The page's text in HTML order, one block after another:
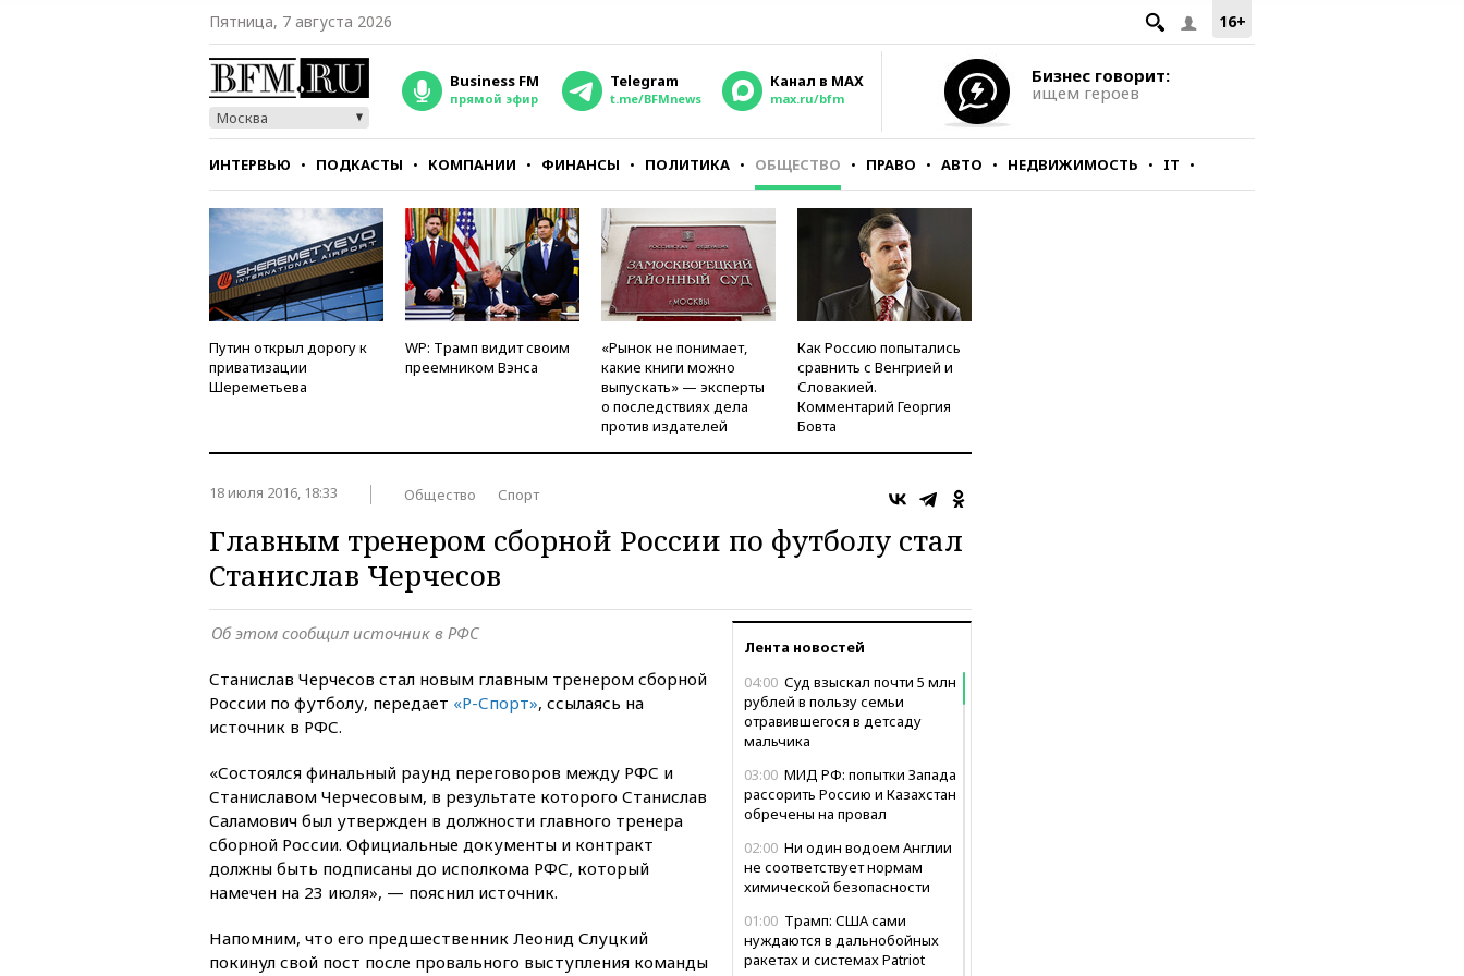
16+
Пятница, 7 августа 2026
Москва
Business FM
прямой эфир
Telegram
t.me/BFMnews
Канал в MAX
max.ru/bfm
Бизнес говорит:
ищем героев
ИНТЕРВЬЮ ПОДКАСТЫ КОМПАНИИ ФИНАНСЫ ПОЛИТИКА ОБЩЕСТВО ПРАВО АВТО НЕДВИЖИМОСТЬ IT
СТИЛЬ ТЕСТЫ
Путин открыл дорогу к
приватизации
Шереметьева
WP: Трамп видит своим
преемником Вэнса
«Рынок не понимает,
какие книги можно
выпускать» — эксперты
о последствиях дела
против издателей
Как Россию попытались
сравнить с Венгрией и
Словакией.
Комментарий Георгия
Бовта
18 июля 2016, 18:33 Общество Спорт
Главным тренером сборной России по футболу стал
Станислав Черчесов
Лента новостей
04:00 Суд взыскал почти 5 млн
рублей в пользу семьи
отравившегося в детсаду
мальчика
03:00 МИД РФ: попытки Запада
рассорить Россию и Казахстан
обречены на провал
02:00 Ни один водоем Англии
не соответствует нормам
химической безопасности
01:00 Трамп: США сами
нуждаются в дальнобойных
ракетах и системах Patriot
Об этом сообщил источник в РФС
Станислав Черчесов стал новым главным тренером сборной
России по футболу, передает «Р-Спорт», ссылаясь на
источник в РФС.
«Состоялся финальный раунд переговоров между РФС и
Станиславом Черчесовым, в результате которого Станислав
Саламович был утвержден в должности главного тренера
сборной России. Официальные документы и контракт
должны быть подписаны до исполкома РФС, который
намечен на 23 июля», — пояснил источник.
Напомним, что его предшественник Леонид Слуцкий
покинул свой пост после провального выступления команды